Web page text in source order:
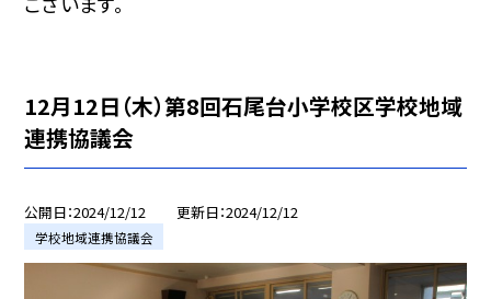
12月12日（木）第8回石尾台小学校区学校地域
連携協議会
公開日 2024/12/12 更新日 2024/12/12
学校地域連携協議会